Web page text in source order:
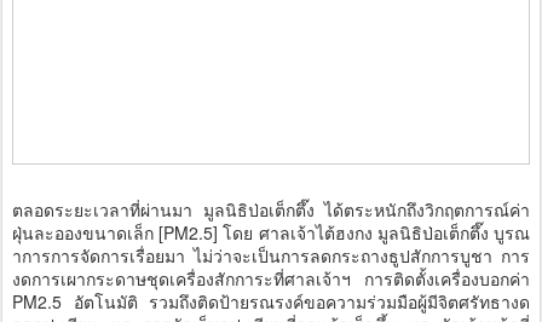
ตลอดระยะเวลาที่ผ่านมา มูลนิธิป่อเต็กตึ๊ง ได้ตระหนักถึงวิกฤตการณ์ค่า
ฝุ่นละอองขนาดเล็ก [PM2.5] โดย ศาลเจ้าไต้ฮงกง มูลนิธิป่อเต็กตึ๊ง บูรณ
าการการจัดการเรื่อยมา ไม่ว่าจะเป็นการลดกระถางธูปสักการบูชา การ
งดการเผากระดาษชุดเครื่องสักการะที่ศาลเจ้าฯ การติดตั้งเครื่องบอกค่า
PM2.5 อัตโนมัติ รวมถึงติดป้ายรณรงค์ขอความร่วมมือผู้มีจิตศรัทธางด